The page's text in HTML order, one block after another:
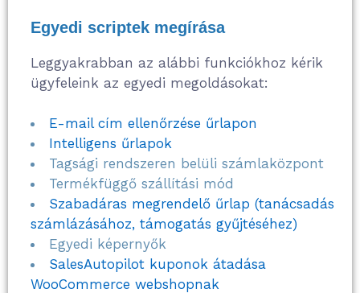
Egyedi scriptek megírása
Leggyakrabban az alábbi funkciókhoz kérik
ügyfeleink az egyedi megoldásokat:
E-mail cím ellenőrzése űrlapon
Intelligens űrlapok
Tagsági rendszeren belüli számlaközpont
Termékfüggő szállítási mód
Szabadáras megrendelő űrlap (tanácsadás
számlázásához, támogatás gyűjtéséhez)
Egyedi képernyők
SalesAutopilot kuponok átadása
WooCommerce webshopnak